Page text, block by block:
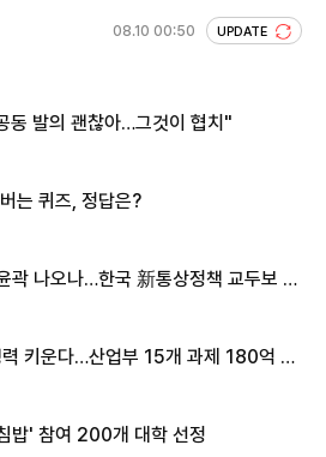
08.10 00:50 UPDATE
동 발의 괜찮아…그것이 협치"
는 퀴즈, 정답은?
곽 나오나…한국 新통상정책 교두보 활
키운다…산업부 15개 과제 180억 지
밥' 참여 200개 대학 선정